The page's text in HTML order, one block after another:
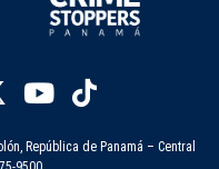
República de Panamá – Central